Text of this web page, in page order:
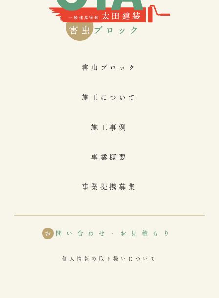
害虫ブロック
施工について
施工事例
事業概要
事業提携募集
お 問い合わせ・お見積もり
個人情報の取り扱いについて